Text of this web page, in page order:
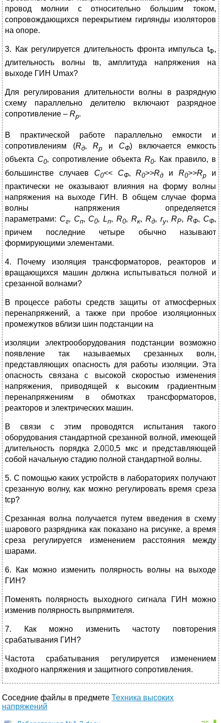
провод молнии с относительно большим током,
сопровождающихся перекрытием гирлянды изоляторов
на опоре.
3. Как регулируется длительность фронта импульса tФ,
длительность волны tв, амплитуда напряжения на
выходе ГИН Umax?
Для регулирования длительности волны в разрядную
схему параллельно делителю включают разрядное
сопротивление – Rр.
В практической работе параллельно емкости и
сопротивлениям (Rд, Rр и СФ) включается емкость
объекта С0, сопротивление объекта R0. Как правило, в
большинстве случаев С0<< СФ,R0>>Rд иR0>>Rр и
практически не оказывают влияния на форму волны
напряжения на выходе ГИН. В общем случае форма
волны напряжения определяется
параметрами: Сг, Сп, С0,Lп,R0, Rк, Rд, rу,RР,RФ, CФ,
причем последние четыре обычно называют
формирующими элементами.
4. Почему изоляция трансформаторов, реакторов и
вращающихся машин должна испытываться полной и
срезанной волнами?
В процессе работы средств защиты от атмосферных
перенапряжений, а также при пробое изоляционных
промежутков вблизи шин подстанции на
изоляции электрооборудования подстанции возможно
появление так называемых срезанных волн,
представляющих опасность для работы изоляции. Эта
опасность связана с высокой скоростью изменения
напряжения, приводящей к высоким градиентным
перенапряжениям в обмотках трансформаторов,
реакторов и электрических машин.
В связи с этим проводятся испытания такого
оборудования стандартной срезанной волной, имеющей
длительность порядка 2,00,5 мкс и представляющей
собой начальную стадию полной стандартной волны.
5. С помощью каких устройств в лабораториях получают
срезанную волну, как можно регулировать время среза
tср?
Срезанная волна получается путем введения в схему
шарового разрядника как показано на рисунке, а время
среза регулируется изменением расстояния между
шарами.
6. Как можно изменить полярность волны на выходе
ГИН?
Поменять полярность выходного сигнала ГИН можно
изменив полярность выпрямителя.
7. Как можно изменить частоту повторения
срабатывания ГИН?
Частота срабатывания регулируется изменением
входного напряжения и защитного сопротивления.
Соседние файлы в предмете Техника высоких
напряжений